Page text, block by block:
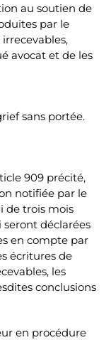
au soutien de
par le
avocat et de les
sans portée.
909 précité,
notifiée par le
de trois mois
déclarées
en compte par
écritures de
les
conclusions
en procédure